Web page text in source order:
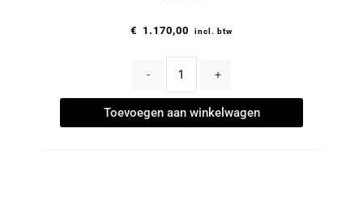
€ 1.170,00 incl. btw
- +
Toevoegen aan winkelwagen